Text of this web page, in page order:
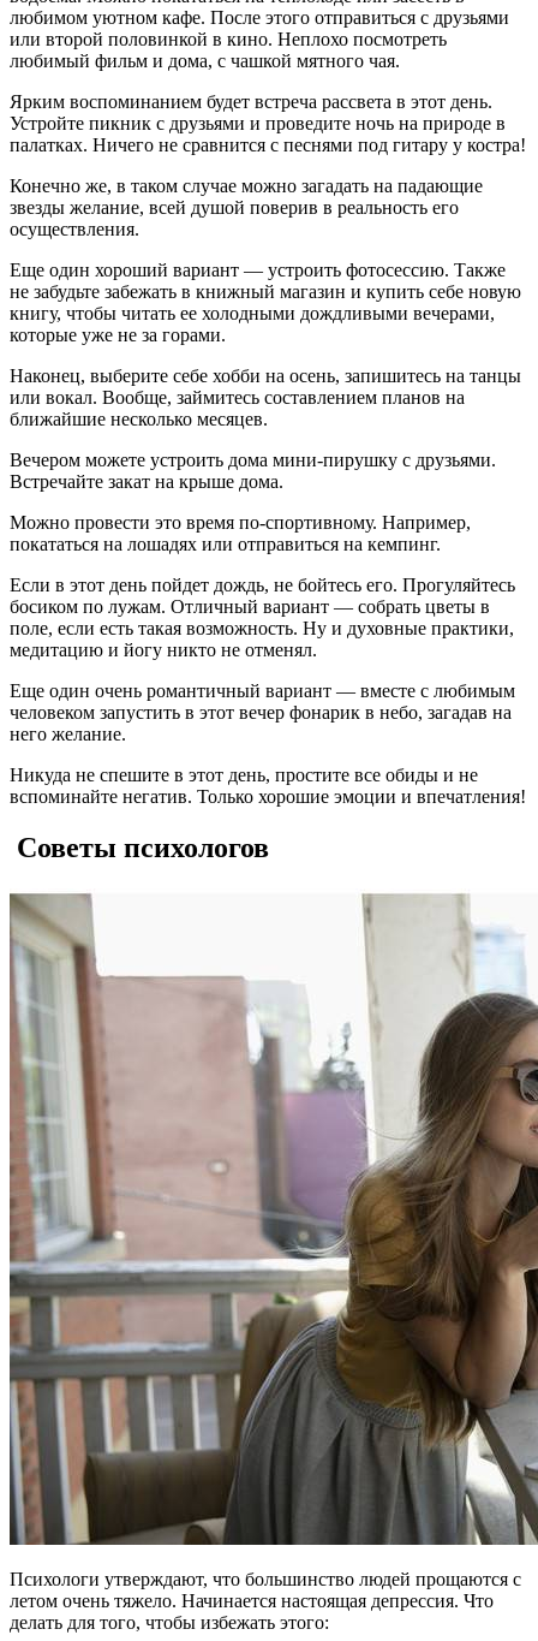
любимом уютном кафе. После этого отправиться с друзьями
или второй половинкой в кино. Неплохо посмотреть
любимый фильм и дома, с чашкой мятного чая.
Ярким воспоминанием будет встреча рассвета в этот день.
Устройте пикник с друзьями и проведите ночь на природе в
палатках. Ничего не сравнится с песнями под гитару у костра!
Конечно же, в таком случае можно загадать на падающие
звезды желание, всей душой поверив в реальность его
осуществления.
Еще один хороший вариант — устроить фотосессию. Также
не забудьте забежать в книжный магазин и купить себе новую
книгу, чтобы читать ее холодными дождливыми вечерами,
которые уже не за горами.
Наконец, выберите себе хобби на осень, запишитесь на танцы
или вокал. Вообще, займитесь составлением планов на
ближайшие несколько месяцев.
Вечером можете устроить дома мини-пирушку с друзьями.
Встречайте закат на крыше дома.
Можно провести это время по-спортивному. Например,
покататься на лошадях или отправиться на кемпинг.
Если в этот день пойдет дождь, не бойтесь его. Прогуляйтесь
босиком по лужам. Отличный вариант — собрать цветы в
поле, если есть такая возможность. Ну и духовные практики,
медитацию и йогу никто не отменял.
Еще один очень романтичный вариант — вместе с любимым
человеком запустить в этот вечер фонарик в небо, загадав на
него желание.
Никуда не спешите в этот день, простите все обиды и не
вспоминайте негатив. Только хорошие эмоции и впечатления!
Советы психологов
Психологи утверждают, что большинство людей прощаются с
летом очень тяжело. Начинается настоящая депрессия. Что
делать для того, чтобы избежать этого: